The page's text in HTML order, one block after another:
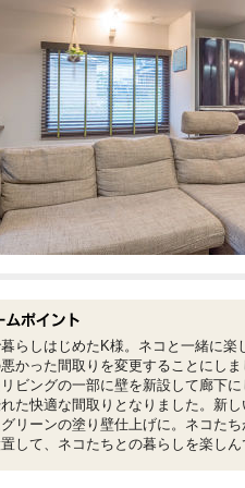
暮らしはじめたK様。ネコと一緒に楽
かった間取りを変更することにし
ビングの一部に壁を新設して廊下
た快適な間取りとなりました。新
リーンの塗り壁仕上げに。ネコた
して、ネコたちとの暮らしを楽しん